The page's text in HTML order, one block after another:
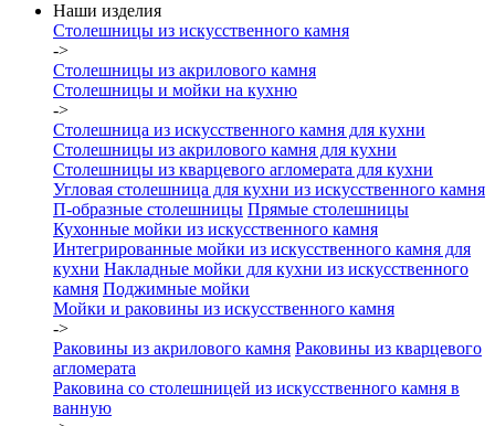
Наши изделия
Столешницы из искусcтвенного камня
->
Столешницы из акрилового камня
Столешницы и мойки на кухню
->
Столешница из искусственного камня для кухни
Столешницы из акрилового камня для кухни
Столешницы из кварцевого агломерата для кухни
Угловая столешница для кухни из искусственного камня
П-образные столешницы Прямые столешницы
Кухонные мойки из искусственного камня
Интегрированные мойки из искусственного камня для
кухни Накладные мойки для кухни из искусственного
камня Поджимные мойки
Мойки и раковины из искусственного камня
->
Раковины из акрилового камня Раковины из кварцевого
агломерата
Раковина со столешницей из искусственного камня в
ванную